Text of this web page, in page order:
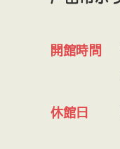
開館時間
休館日